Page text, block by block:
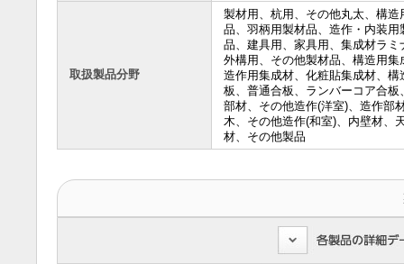
取扱製品分野
製材用、杭用、その他丸太、構造
品、羽柄用製材品、造作・内装用
品、建具用、家具用、集成材ラミ
外構用、その他製材品、構造用集
造作用集成材、化粧貼集成材、構
板、普通合板、ランバーコア合板
部材、その他造作(洋室)、造作部
木、その他造作(和室)、内壁材、
材、その他製品